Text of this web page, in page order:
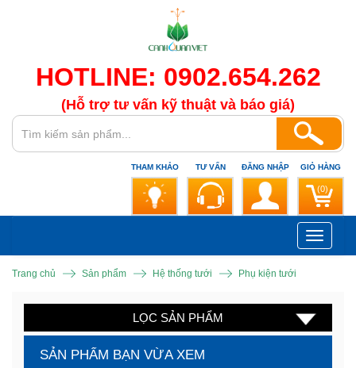
HOTLINE: 0902.654.262
(Hỗ trợ tư vấn kỹ thuật và báo giá)
THAM KHẢO TƯ VẤN ĐĂNG NHẬP GIỎ HÀNG
(0)
Toggle
Trang chủ Sản phẩm Hệ thống tưới Phụ kiện tưới
LỌC SẢN PHẨM
SẢN PHẨM BẠN VỪA XEM